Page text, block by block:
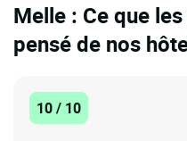
Melle : Ce que
pensé de nos
10 / 10